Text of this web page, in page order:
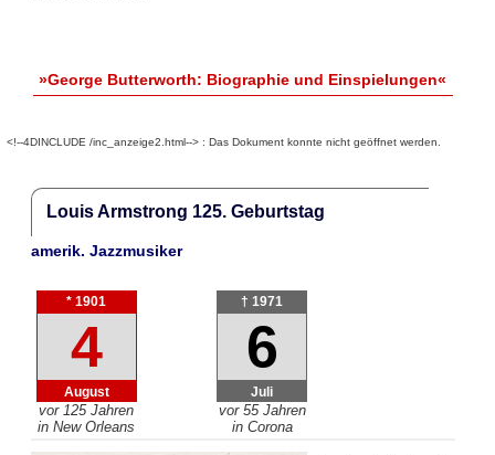
»George Butterworth: Biographie und Einspielungen«
<!--4DINCLUDE /inc_anzeige2.html--> : Das Dokument konnte nicht geöffnet werden.
Louis Armstrong 125. Geburtstag
amerik. Jazzmusiker
* 1901
4
August
vor 125 Jahren
in New Orleans
† 1971
6
Juli
vor 55 Jahren
in Corona